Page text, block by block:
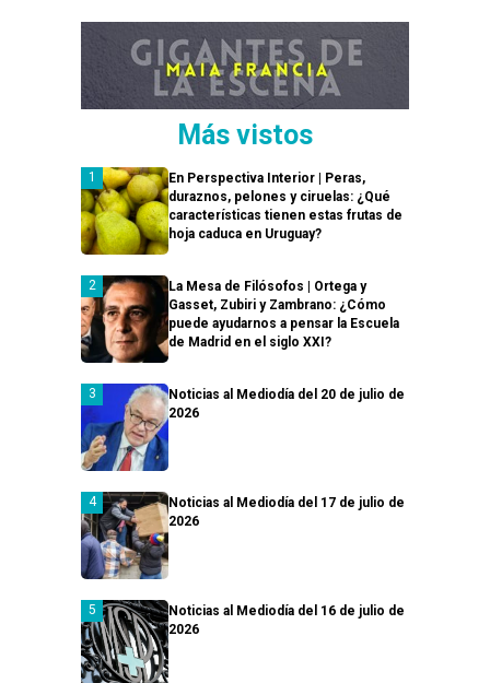
Más vistos
En Perspectiva Interior | Peras,
duraznos, pelones y ciruelas: ¿Qué
características tienen estas frutas de
hoja caduca en Uruguay?
La Mesa de Filósofos | Ortega y
Gasset, Zubiri y Zambrano: ¿Cómo
puede ayudarnos a pensar la Escuela
de Madrid en el siglo XXI?
Noticias al Mediodía del 20 de julio de
2026
Noticias al Mediodía del 17 de julio de
2026
Noticias al Mediodía del 16 de julio de
2026